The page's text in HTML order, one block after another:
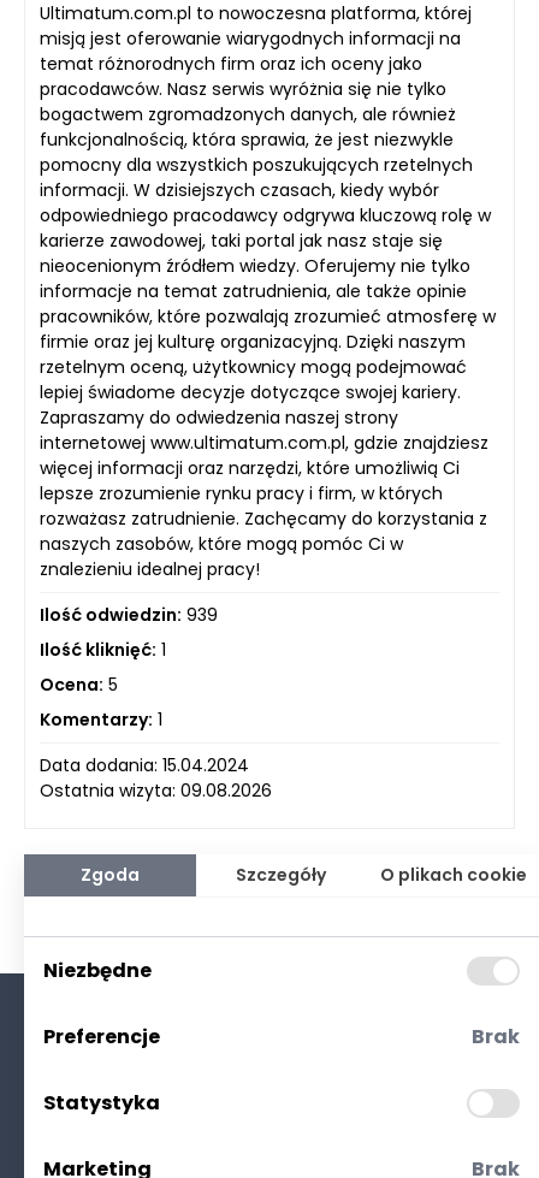
Ultimatum.com.pl to nowoczesna platforma, której
misją jest oferowanie wiarygodnych informacji na
temat różnorodnych firm oraz ich oceny jako
pracodawców. Nasz serwis wyróżnia się nie tylko
bogactwem zgromadzonych danych, ale również
funkcjonalnością, która sprawia, że jest niezwykle
pomocny dla wszystkich poszukujących rzetelnych
informacji. W dzisiejszych czasach, kiedy wybór
odpowiedniego pracodawcy odgrywa kluczową rolę w
karierze zawodowej, taki portal jak nasz staje się
nieocenionym źródłem wiedzy. Oferujemy nie tylko
informacje na temat zatrudnienia, ale także opinie
pracowników, które pozwalają zrozumieć atmosferę w
firmie oraz jej kulturę organizacyjną. Dzięki naszym
rzetelnym oceną, użytkownicy mogą podejmować
lepiej świadome decyzje dotyczące swojej kariery.
Zapraszamy do odwiedzenia naszej strony
internetowej www.ultimatum.com.pl, gdzie znajdziesz
więcej informacji oraz narzędzi, które umożliwią Ci
lepsze zrozumienie rynku pracy i firm, w których
rozważasz zatrudnienie. Zachęcamy do korzystania z
naszych zasobów, które mogą pomóc Ci w
znalezieniu idealnej pracy!
Ilość odwiedzin: 939
Ilość kliknięć: 1
Ocena: 5
Komentarzy: 1
Data dodania: 15.04.2024
Ostatnia wizyta: 09.08.2026
Polityka prywatności
Zgoda Szczegóły O plikach cookie
Niezbędne
Preferencje Brak
Statystyka
Marketing Brak